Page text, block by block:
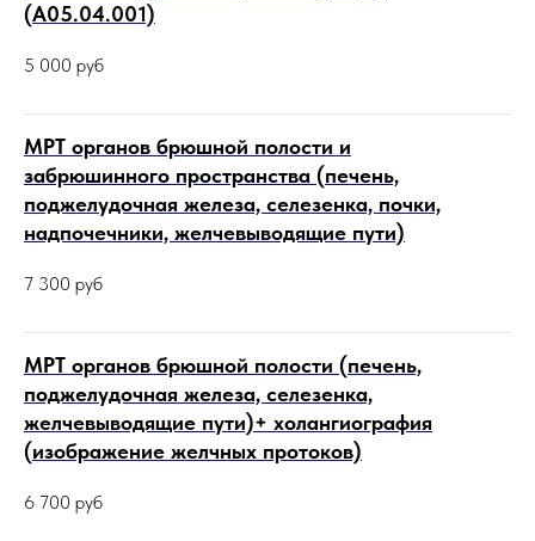
(А05.04.001)
5 000 руб
МРТ органов брюшной полости и
забрюшинного пространства (печень,
поджелудочная железа, селезенка, почки,
надпочечники, желчевыводящие пути)
7 300 руб
МРТ органов брюшной полости (печень,
поджелудочная железа, селезенка,
желчевыводящие пути)+ холангиография
(изображение желчных протоков)
6 700 руб